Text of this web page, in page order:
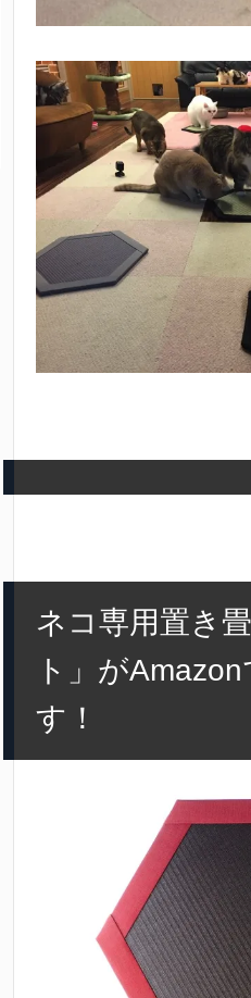
ネコ専用置き
ト」が
す！